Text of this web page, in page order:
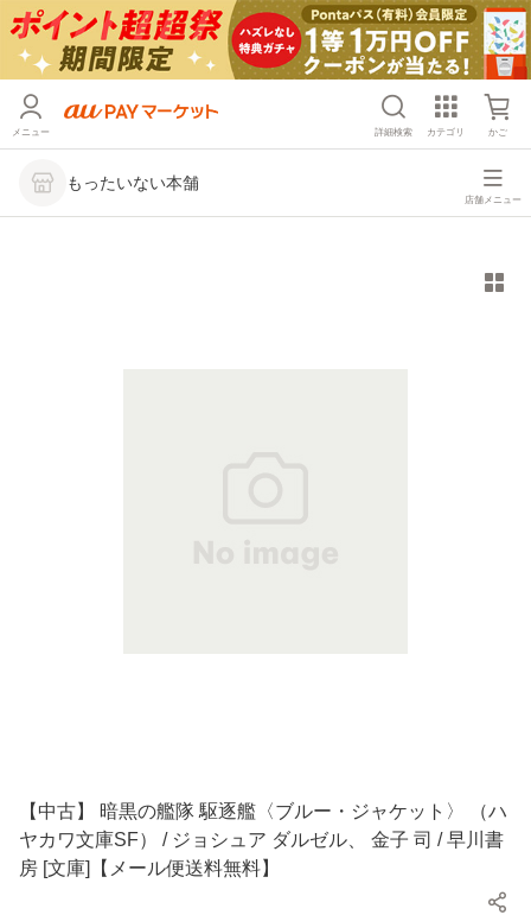
メニュー 詳細検索 カテゴリ かご
もったいない本舗
店舗メニュー
【中古】 暗黒の艦隊 駆逐艦〈ブルー・ジャケット〉 （ハ
ヤカワ文庫SF） / ジョシュア ダルゼル、 金子 司 / 早川書
房 [文庫]【メール便送料無料】